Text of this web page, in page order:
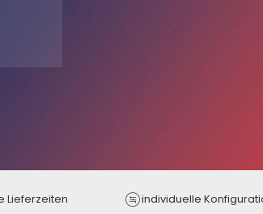
Lieferzeiten individuelle